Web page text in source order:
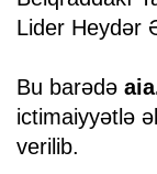
Lider Heydər
Bu barədə
ictimaiyyətlə
verilib.